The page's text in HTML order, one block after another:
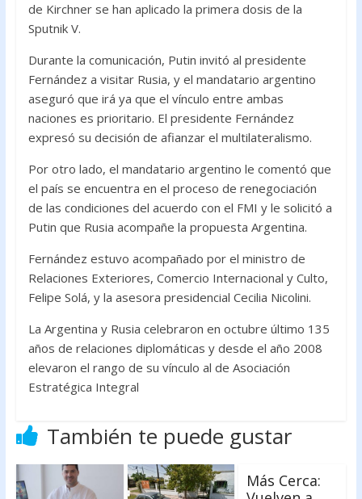
de Kirchner se han aplicado la primera dosis de la
Sputnik V.
Durante la comunicación, Putin invitó al presidente
Fernández a visitar Rusia, y el mandatario argentino
aseguró que irá ya que el vínculo entre ambas
naciones es prioritario. El presidente Fernández
expresó su decisión de afianzar el multilateralismo.
Por otro lado, el mandatario argentino le comentó que
el país se encuentra en el proceso de renegociación
de las condiciones del acuerdo con el FMI y le solicitó a
Putin que Rusia acompañe la propuesta Argentina.
Fernández estuvo acompañado por el ministro de
Relaciones Exteriores, Comercio Internacional y Culto,
Felipe Solá, y la asesora presidencial Cecilia Nicolini.
La Argentina y Rusia celebraron en octubre último 135
años de relaciones diplomáticas y desde el año 2008
elevaron el rango de su vínculo al de Asociación
Estratégica Integral
También te puede gustar
Más Cerca: